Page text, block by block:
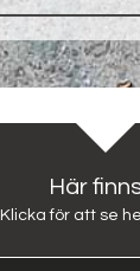
Här
Klicka för att se